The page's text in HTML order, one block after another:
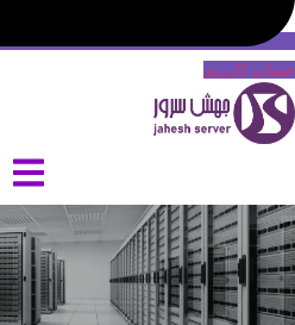
حساب کاربری